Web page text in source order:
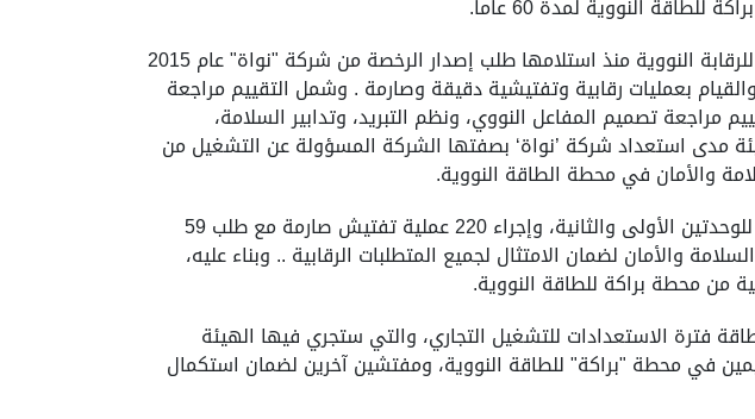
النووية لمدة 60 عاماً.
وأكدت أن إصدار رخصة التشغيل اليوم يعتبر تتويجاً للجهود التي بذلتها الهيئة الاتحادية للرقابة النووية منذ استلامها طلب إصدار الرخصة من شركة "نواة" عام 2015
بعمليات رقابية وتفتيشية دقيقة وصارمة . وشمل التقييم مراجعة
تصميم المفاعل النووي، ونظم التبريد، وتدابير السلامة،
مدى استعداد شركة ’نواة‘ بصفتها الشركة المسؤولة عن التشغيل من
والأمان في محطة الطاقة النووية.
وأضافت : تطلّبت عملية التقييم المطوّلة مراجعة الطلب الذي يحتوي على 14 ألف صفحة للوحدتين الأولى والثانية، وإجراء 220 عملية تفتيش صارمة مع طلب 59
والأمان لضمان الامتثال لجميع المتطلبات الرقابية .. وبناء عليه،
من محطة براكة للطاقة النووية.
فترة الاستعدادات للتشغيل التجاري، والتي ستجري فيها الهيئة
في محطة "براكة" للطاقة النووية، ومفتشين آخرين لضمان استكمال